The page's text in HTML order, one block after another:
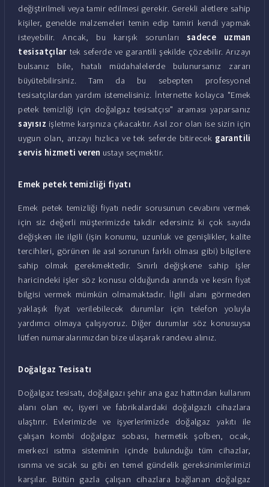
değiştirilmeli veya tamir edilmesi gerekir. Gerekli aletlere sahip
kişiler, genelde malzemeleri temin edip tamiri kendi yapmak
isteyebilir. Ancak, bu karışık sorunları sadece uzman
tesisatçılartek seferde ve garantili şekilde çözebilir. Arızayı
bulsanız bile, hatalı müdahalelerde bulunursanız zararı
büyütebilirsiniz. Tam da bu sebepten profesyonel
tesisatçılardan yardım istemelisiniz. İnternette kolayca "Emek
petek temizliği için doğalgaz tesisatçısı" araması yaparsanız
sayısız işletme karşınıza çıkacaktır. Asıl zor olan ise sizin için
uygun olan, arızayı hızlıca ve tek seferde bitirecek garantili
servis hizmeti veren ustayı seçmektir.
Emek petek temizliği fiyatı
Emek petek temizliği fiyatı nedir sorusunun cevabını vermek
için siz değerli müşterimizde takdir edersiniz ki çok sayıda
değişken ile ilgili (işin konumu, uzunluk ve genişlikler, kalite
tercihleri, görünen ile asıl sorunun farklı olması gibi) bilgilere
sahip olmak gerekmektedir. Sınırlı değişkene sahip işler
haricindeki işler söz konusu olduğunda anında ve kesin fiyat
bilgisi vermek mümkün olmamaktadır. İlgili alanı görmeden
yaklaşık fiyat verilebilecek durumlar için telefon yoluyla
yardımcı olmaya çalışıyoruz. Diğer durumlar söz konusuysa
lütfen numaralarımızdan bize ulaşarak randevu alınız.
Doğalgaz Tesisatı
Doğalgaz tesisatı, doğalgazı şehir ana gaz hattından kullanım
alanı olan ev, işyeri ve fabrikalardaki doğalgazlı cihazlara
ulaştırır. Evlerimizde ve işyerlerimizde doğalgaz yakıtı ile
çalışan kombi doğalgaz sobası, hermetik şofben, ocak,
merkezi ısıtma sisteminin içinde bulunduğu tüm cihazlar,
ısınma ve sıcak su gibi en temel gündelik gereksinimlerimizi
karşılar. Bütün gazla çalışan cihazlara bağlanan doğalgaz